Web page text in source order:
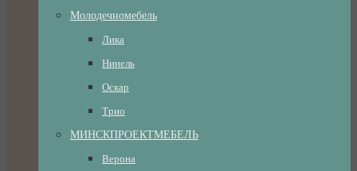
Молодечномебель
Лика
Нинель
Оскар
Трио
МИНСКПРОЕКТМЕБЕЛЬ
Верона